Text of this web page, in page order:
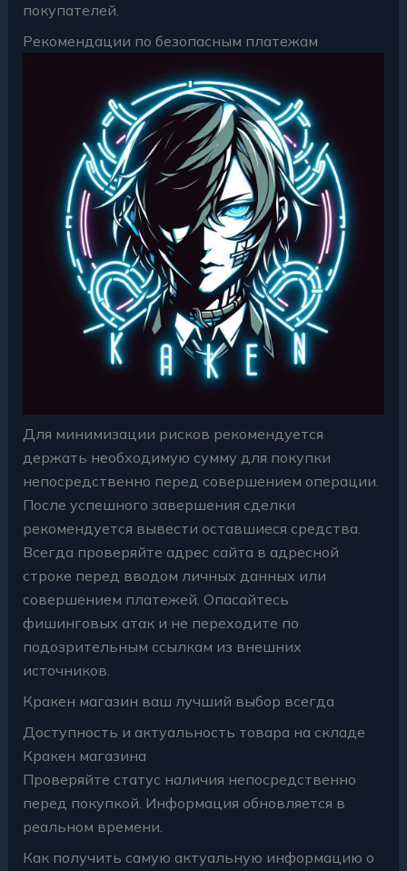
покупателей.
Рекомендации по безопасным платежам
Для минимизации рисков рекомендуется
держать необходимую сумму для покупки
непосредственно перед совершением операции.
После успешного завершения сделки
рекомендуется вывести оставшиеся средства.
Всегда проверяйте адрес сайта в адресной
строке перед вводом личных данных или
совершением платежей. Опасайтесь
фишинговых атак и не переходите по
подозрительным ссылкам из внешних
источников.
Кракен магазин ваш лучший выбор всегда
Доступность и актуальность товара на складе
Кракен магазина
Проверяйте статус наличия непосредственно
перед покупкой. Информация обновляется в
реальном времени.
Как получить самую актуальную информацию о